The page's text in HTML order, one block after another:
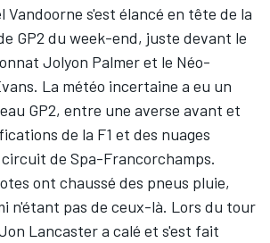
Vandoorne s'est élancé en tête de la
GP2 du week-end, juste devant le
Jolyon Palmer et le Néo-
La météo incertaine a eu un
GP2, entre une averse avant et
de la F1 et des nuages
de Spa-Francorchamps.
ont chaussé des pneus pluie,
n'étant pas de ceux-là. Lors du tour
Lancaster a calé et s'est fait